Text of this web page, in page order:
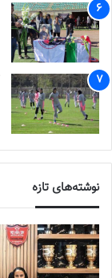
نوشته‌های تازه